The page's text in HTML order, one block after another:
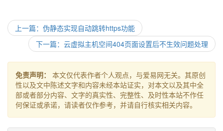
上一篇：伪静态实现自动跳转https功能
下一篇：云虚拟主机空间404页面设置后不生效问题处理
免责声明：
本文仅代表作者个人观点，与爱易网无关。其原创
性以及文中陈述文字和内容未经本站证实，对本文以及其中全
部或者部分内容、文字的真实性、完整性、及时性本站不作任
何保证或承诺，请读者仅作参考，并请自行核实相关内容。